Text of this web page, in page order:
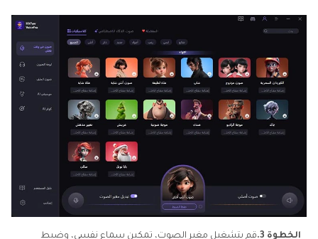
الخطوة 3.
قم بتشغيل مغير الصوت، تمكين سماع نفسي، وضبط